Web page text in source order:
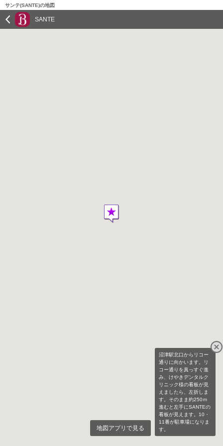
サンテ(SANTE)の地図
SANTE
沼津駅北口からリコー
通りに向かいます。リ
コー通りを真っすぐ進
み、けやきデンタルク
リニック様の看板が見
えましたら、左折しま
す。そのまま約250ｍ
進むと左手にSANTEの
看板が見えます。10・
11番が駐車場になりま
す。
地図アプリで見る